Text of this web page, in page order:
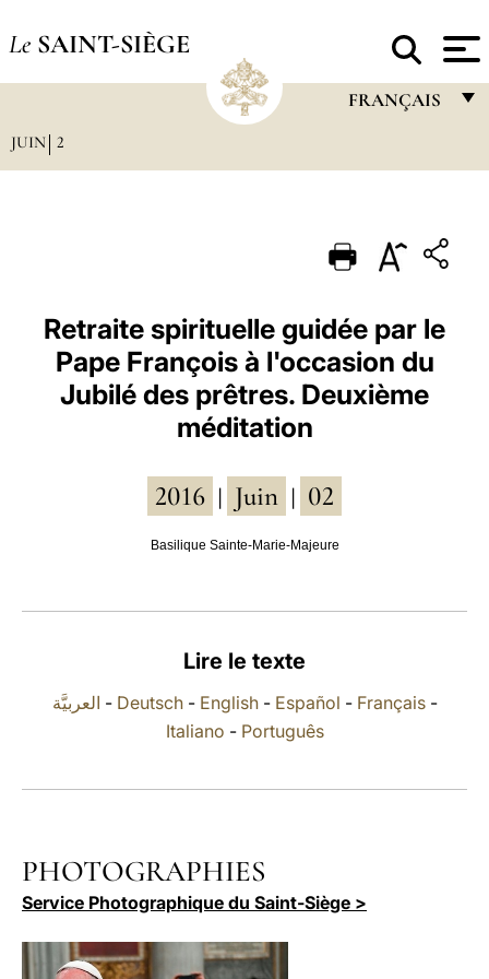
Le SAINT-SIÈGE
FRANÇAIS
PORTUGUÊS
ESPAÑOL
DEUTSCH
POLSKI
JUIN 2
Retraite spirituelle guidée par le
Pape François à l'occasion du
Jubilé des prêtres. Deuxième
méditation
2016 Juin 02
Basilique Sainte-Marie-Majeure
Lire le texte
العربيَّة - Deutsch- English- Español - Français-
Italiano - Português
PHOTOGRAPHIES
Service Photographique du Saint-Siège >